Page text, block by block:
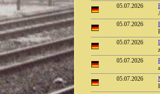
05.07.2026
05.07.2026
05.07.2026
05.07.2026
05.07.2026